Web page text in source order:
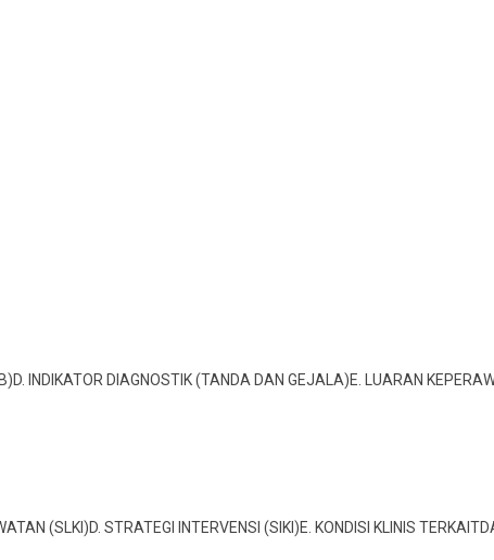
INDIKATOR DIAGNOSTIK (TANDA DAN GEJALA)E. LUARAN
(SLKI)D. STRATEGI INTERVENSI (SIKI)E. KONDISI KLINIS